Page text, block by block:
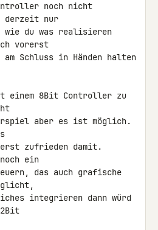
noch nicht
derzeit nur
wie du was realisieren
vorerst
am Schluss in Händen halten
einem 8Bit Controller zu
aber es ist möglich.
zufrieden damit.
ein
das auch grafische
integrieren dann würd